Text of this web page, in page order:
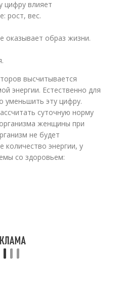
цифру влияет
рост, вес.
оказывает образ жизни.
высчитывается
энергии. Естественно для
уменьшить эту цифру.
суточную норму
женщины при
не будет
количество энергии, у
со здоровьем: